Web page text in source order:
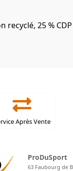
recyclé, 25 %
Après Vente
ProDuSport
63 Faubourg de